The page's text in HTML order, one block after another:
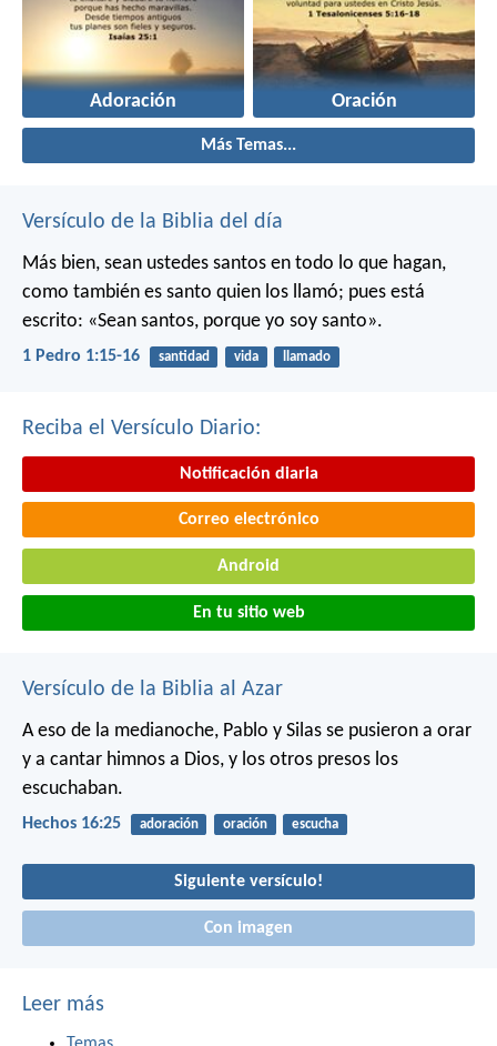
Adoración Oración
Más Temas...
Versículo de la Biblia del día
Más bien, sean ustedes santos en todo lo que hagan,
como también es santo quien los llamó; pues está
escrito: «Sean santos, porque yo soy santo».
1 Pedro 1:15-16 santidad vida llamado
Reciba el Versículo Diario:
Notificación diaria
Correo electrónico
Android
En tu sitio web
Versículo de la Biblia al Azar
A eso de la medianoche, Pablo y Silas se pusieron a orar
y a cantar himnos a Dios, y los otros presos los
escuchaban.
Hechos 16:25 adoración oración escucha
Siguiente versículo!
Con imagen
Leer más